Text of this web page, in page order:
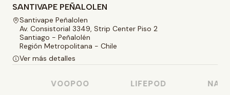
SANTIVAPE PEÑALOLEN
Santivape Peñalolen
Av. Consistorial 3349, Strip Center Piso 2
Santiago - Peñalolén
Región Metropolitana - Chile
Ver más detalles
VOOPOO LIFEPOD